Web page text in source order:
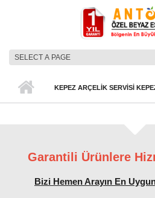
ANA MENÜKEPEZ ARÇELIK SERVISI
Garantili Ürünlere
Bizi Hemen Arayın En